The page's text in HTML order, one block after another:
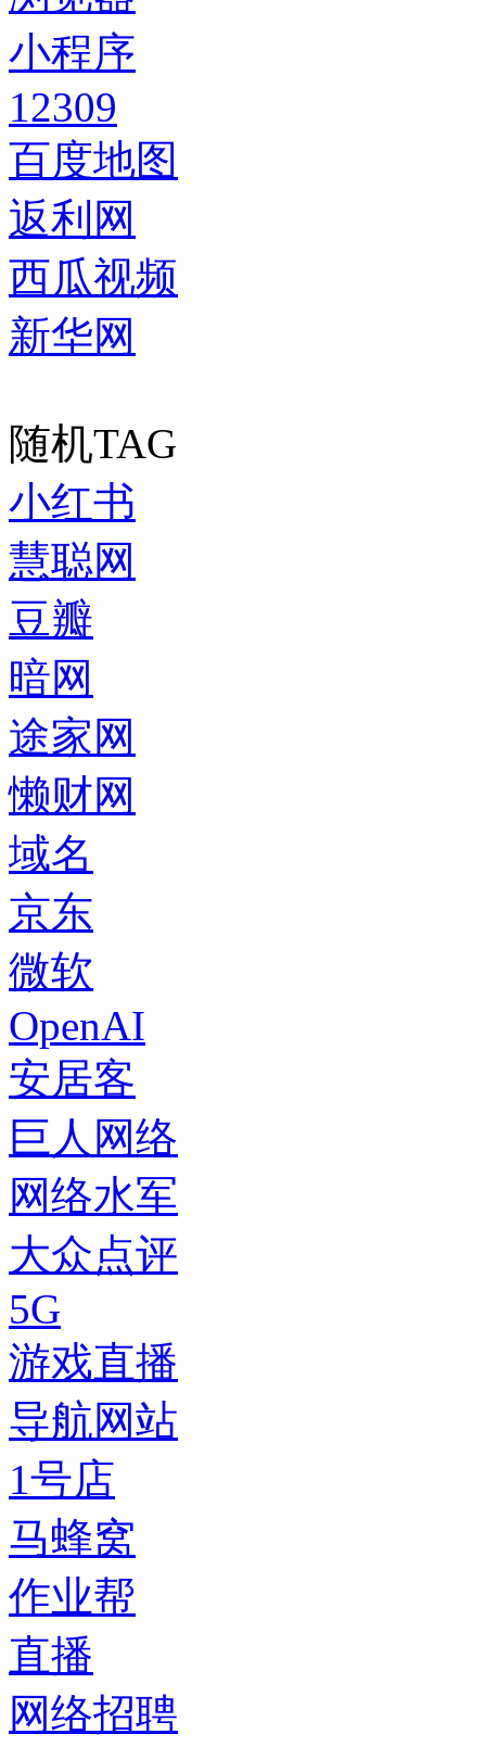
小程序
12309
百度地图
返利网
西瓜视频
新华网
随机TAG
小红书
慧聪网
豆瓣
暗网
途家网
懒财网
域名
京东
微软
OpenAI
安居客
巨人网络
网络水军
大众点评
5G
游戏直播
导航网站
1号店
马蜂窝
作业帮
直播
网络招聘